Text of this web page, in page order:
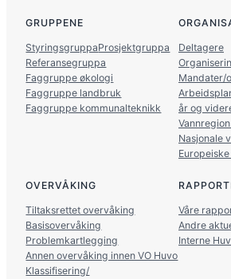
GRUPPENE
StyringsgruppaProsjektgruppa
Referansegruppa
Faggruppe økologi
Faggruppe landbruk
Faggruppe kommunalteknikk
Deltagere
Mandater/
år og
Nasjonale
OVERVÅKING
Tiltaksrettet overvåking
Basisovervåking
Problemkartlegging
Annen overvåking innen VO Huvo
Klassifisering/
Våre
Andre
Interne